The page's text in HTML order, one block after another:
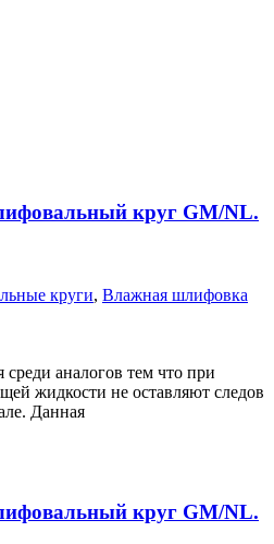
круг GM/NL.
круги, Влажная шлифовка
аналогов тем что при
жидкости не оставляют следов
Данная
круг GM/NL.